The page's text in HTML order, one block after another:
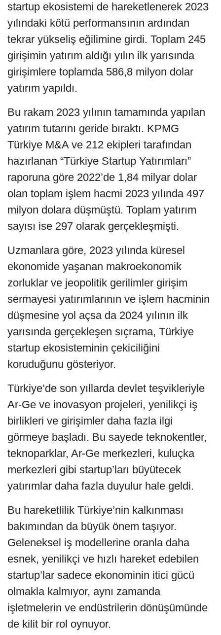
startup ekosistemi de hareketlenerek 2023
yılındaki kötü performansının ardından
tekrar yükseliş eğilimine girdi. Toplam 245
girişimin yatırım aldığı yılın ilk yarısında
girişimlere toplamda 586,8 milyon dolar
yatırım yapıldı.
Bu rakam 2023 yılının tamamında yapılan
yatırım tutarını geride bıraktı. KPMG
Türkiye M&A ve 212 ekipleri tarafından
hazırlanan “Türkiye Startup Yatırımları”
raporuna göre 2022’de 1,84 milyar dolar
olan toplam işlem hacmi 2023 yılında 497
milyon dolara düşmüştü. Toplam yatırım
sayısı ise 297 olarak gerçekleşmişti.
Uzmanlara göre, 2023 yılında küresel
ekonomide yaşanan makroekonomik
zorluklar ve jeopolitik gerilimler girişim
sermayesi yatırımlarının ve işlem hacminin
düşmesine yol açsa da 2024 yılının ilk
yarısında gerçekleşen sıçrama, Türkiye
startup ekosisteminin çekiciliğini
koruduğunu gösteriyor.
Türkiye’de son yıllarda devlet teşvikleriyle
Ar-Ge ve inovasyon projeleri, yenilikçi iş
birlikleri ve girişimler daha fazla ilgi
görmeye başladı. Bu sayede teknokentler,
teknoparklar, Ar-Ge merkezleri, kuluçka
merkezleri gibi startup’ları büyütecek
yatırımlar daha fazla duyulur hale geldi.
Bu hareketlilik Türkiye’nin kalkınması
bakımından da büyük önem taşıyor.
Geleneksel iş modellerine oranla daha
esnek, yenilikçi ve hızlı hareket edebilen
startup’lar sadece ekonominin itici gücü
olmakla kalmıyor, aynı zamanda
işletmelerin ve endüstrilerin dönüşümünde
de kilit bir rol oynuyor.